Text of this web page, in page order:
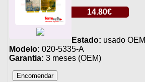
14.80€
Estado: usado OEM
Modelo: 020-5335-A
Garantia: 3 meses (OEM)